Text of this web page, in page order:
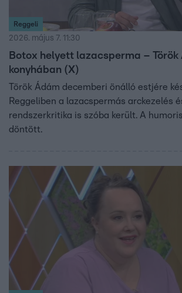
Reggeli
2026. május 7. 11:30
Botox helyett lazacsperma – Török
konyhában (X)
Török Ádám decemberi önálló estjére
Reggeliben a lazacspermás arckezelés
rendszerkritika is szóba került. A
döntött.